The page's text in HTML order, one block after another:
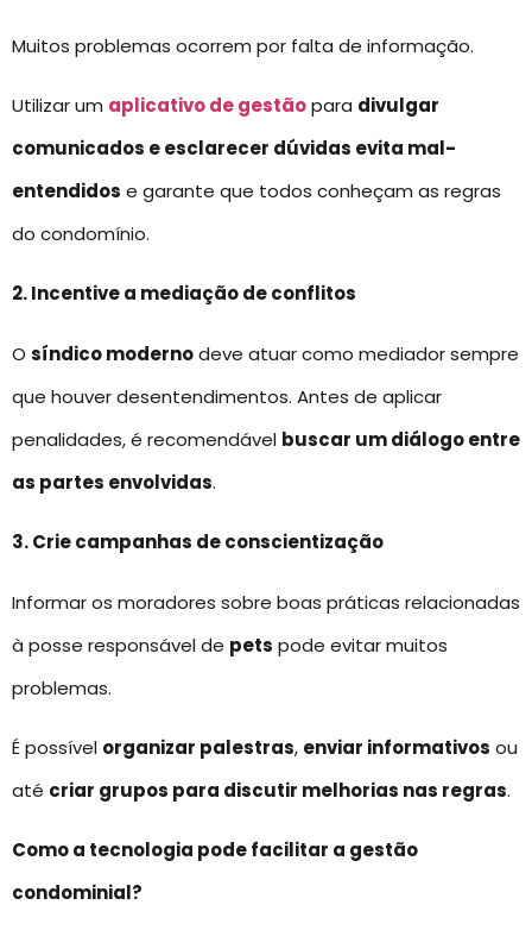
Muitos problemas ocorrem por falta de informação.
Utilizar um aplicativo de gestãopara divulgar
comunicados e esclarecer dúvidas evita mal-
entendidos e garante que todos conheçam as regras
do condomínio.
2. Incentive a mediação de conflitos
O síndico modernodeve atuar como mediador sempre
que houver desentendimentos. Antes de aplicar
penalidades, é recomendável buscar um diálogo entre
as partes envolvidas.
3. Crie campanhas de conscientização
Informar os moradores sobre boas práticas relacionadas
à posse responsável de pets pode evitar muitos
problemas.
É possível organizar palestras, enviar informativos ou
até criar grupos para discutir melhorias nas regras.
Como a tecnologia pode facilitar a gestão
condominial?